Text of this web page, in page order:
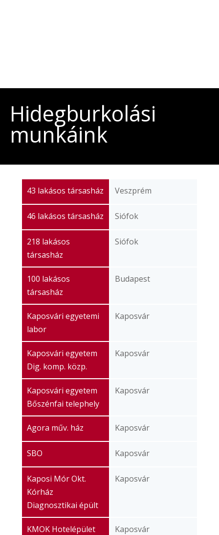
Hidegburkolási
munkáink
43 lakásos társasház
46 lakásos társasház
218 lakásos
társasház
100 lakásos
társasház
Kaposvári egyetemi
labor
Kaposvári egyetem
Dig. komp. közp.
Kaposvári egyetem
Bőszénfai telephely
Agora műv. ház
SBO
Kaposi Mór Okt.
Kórház
Diagnosztikai épült
KMOK Hotelépület
Veszprém
Siófok
Siófok
Budapest
Kaposvár
Kaposvár
Kaposvár
Kaposvár
Kaposvár
Kaposvár
Kaposvár